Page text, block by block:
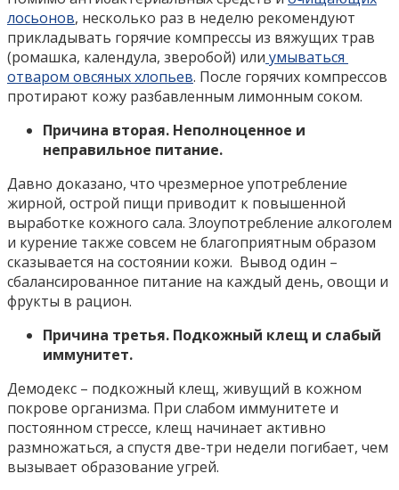
лосьонов, несколько раз в неделю рекомендуют
прикладывать горячие компрессы из вяжущих трав
(ромашка, календула, зверобой) или умываться
отваром овсяных хлопьев. После горячих компрессов
протирают кожу разбавленным лимонным соком.
Причина вторая. Неполноценное и
неправильное питание.
Давно доказано, что чрезмерное употребление
жирной, острой пищи приводит к повышенной
выработке кожного сала. Злоупотребление алкоголем
и курение также совсем не благоприятным образом
сказывается на состоянии кожи. Вывод один –
сбалансированное питание на каждый день, овощи и
фрукты в рацион.
Причина третья. Подкожный клещ и слабый
иммунитет.
Демодекс – подкожный клещ, живущий в кожном
покрове организма. При слабом иммунитете и
постоянном стрессе, клещ начинает активно
размножаться, а спустя две-три недели погибает, чем
вызывает образование угрей.